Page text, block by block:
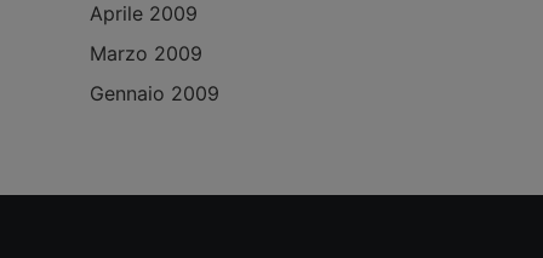
Aprile 2009
Marzo 2009
Gennaio 2009